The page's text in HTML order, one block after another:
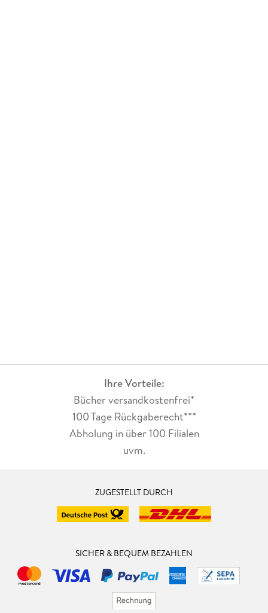
Ihre Vorteile:
Bücher versandkostenfrei*
100 Tage Rückgaberecht***
Abholung in über 100 Filialen
uvm.
ZUGESTELLT DURCH
SICHER & BEQUEM BEZAHLEN